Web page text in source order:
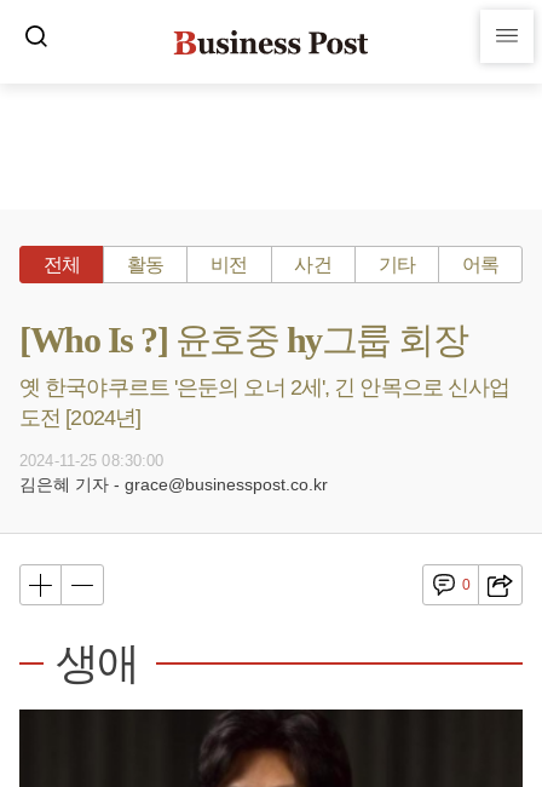
전체 활동 비전 사건 기타 어록
[Who Is ?] 윤호중 hy그룹 회장
옛 한국야쿠르트 '은둔의 오너 2세', 긴 안목으로 신사업
도전 [2024년]
2024-11-25 08:30:00
김은혜 기자 - grace@businesspost.co.kr
0
생애